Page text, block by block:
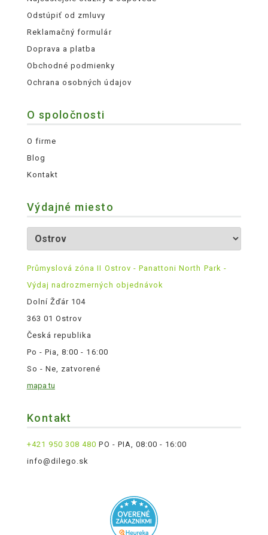
Odstúpiť od zmluvy
Reklamačný formulár
Doprava a platba
Obchodné podmienky
Ochrana osobných údajov
O spoločnosti
O firme
Blog
Kontakt
Výdajné miesto
Průmyslová zóna II Ostrov - Panattoni North Park -
Výdaj nadrozmerných objednávok
Dolní Žďár 104
363 01 Ostrov
Česká republika
Po - Pia, 8:00 - 16:00
So - Ne, zatvorené
mapa tu
Kontakt
+421 950 308 480 PO - PIA, 08:00 - 16:00
info@dilego.sk